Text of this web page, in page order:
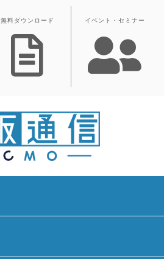
無料ダウンロード イベント・セミナー